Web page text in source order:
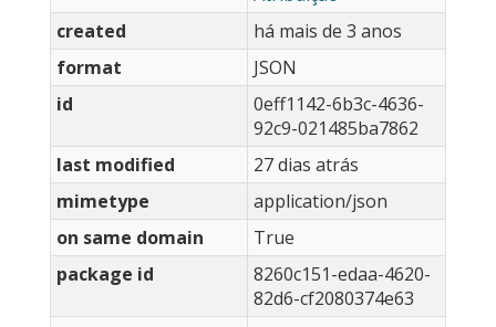
created
há mais de 3 anos
format
JSON
id
0eff1142-6b3c-4636-
92c9-021485ba7862
last modified
27 dias atrás
mimetype
application/json
on same domain
True
package id
8260c151-edaa-4620-
82d6-cf2080374e63